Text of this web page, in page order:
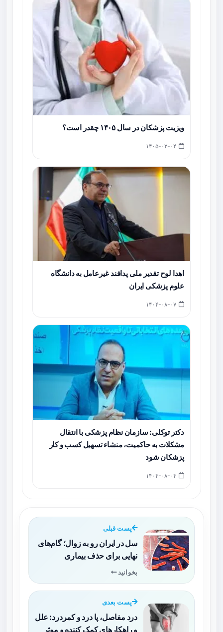
ویزیت پزشکان در سال ۱۴۰۵ چقدر است؟
اهدا لوح تقدیر ملی پدافند غیرعامل به دانشگاه
علوم پزشکی ایران
دکتر توکلی: سازمان نظام پزشکی با انتقال
مشکلات به حاکمیت، منشاء تسهیل کسب و کار
پزشکان شود
پست قبلی
سل در ایران رو به زوال؛ گام‌های
نهایی برای حذف بیماری
بخوانید
پست بعدی
درد مفاصل، پا درد و کمردرد: علل
و راهکارهای کمک کننده و موثر